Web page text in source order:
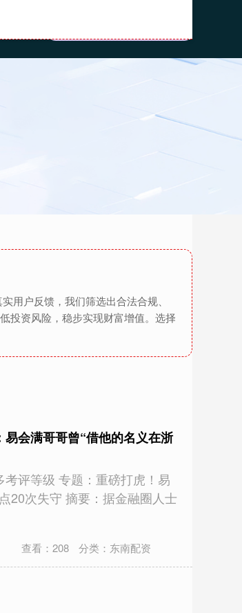
用户反馈，我们筛选出合法合规、
投资风险，稳步实现财富增值。选择
会满哥哥曾“借他的名义在浙
评等级 专题：重磅打虎！易
20次失守 摘要：据金融圈人士
查看： 208 分类： 东南配资